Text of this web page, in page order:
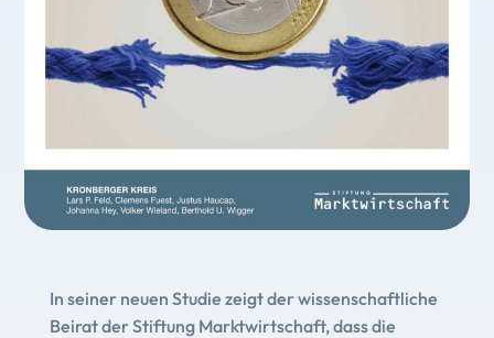
In seiner neuen Studie zeigt der wissenschaftliche
Beirat der Stiftung Marktwirtschaft, dass die